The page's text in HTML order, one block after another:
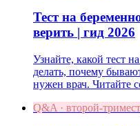
Тест на
верить | гид 2026
Узнайте, какой тест
делать, почему
нужен врач. Читайте
Q&A · второй-